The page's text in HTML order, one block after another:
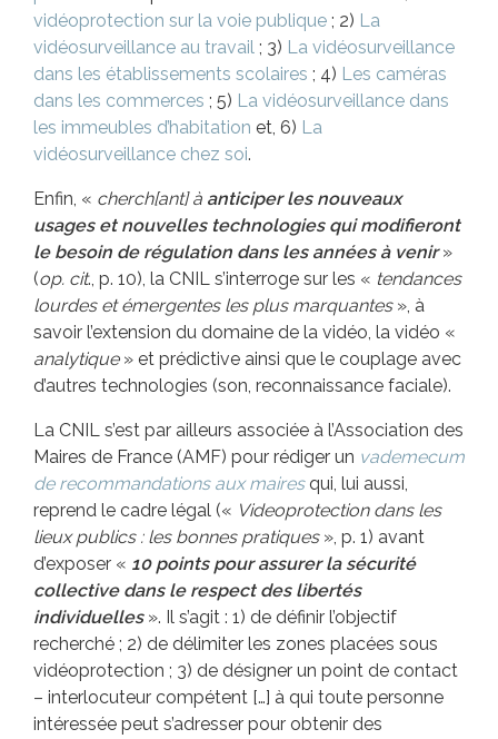
vidéoprotection sur la voie publique ; 2) La
vidéosurveillance au travail ; 3) La vidéosurveillance
dans les établissements scolaires ; 4) Les caméras
dans les commerces ; 5) La vidéosurveillance dans
les immeubles d’habitation et, 6) La
vidéosurveillance chez soi.
Enfin, « cherch[ant] à anticiper les nouveaux
usages et nouvelles technologies qui modifieront
le besoin de régulation dans les années à venir »
(op. cit., p. 10), la CNIL s’interroge sur les « tendances
lourdes et émergentes les plus marquantes», à
savoir l’extension du domaine de la vidéo, la vidéo «
analytique» et prédictive ainsi que le couplage avec
d’autres technologies (son, reconnaissance faciale).
La CNIL s’est par ailleurs associée à l’Association des
Maires de France (AMF) pour rédiger un vademecum
de recommandations aux mairesqui, lui aussi,
reprend le cadre légal (« Videoprotection dans les
lieux publics : les bonnes pratiques», p. 1) avant
d’exposer « 10 points pour assurer la sécurité
collective dans le respect des libertés
individuelles». Il s’agit : 1) de définir l’objectif
recherché ; 2) de délimiter les zones placées sous
vidéoprotection ; 3) de désigner un point de contact
– interlocuteur compétent […] à qui toute personne
intéressée peut s’adresser pour obtenir des